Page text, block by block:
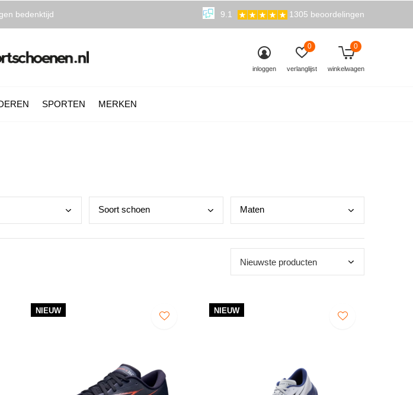
SPORTEN MERKEN
inloggen verlanglijst
0
winkelwagen
0
bedenktijd 9.1 1305 beoordelingen
Soort schoen Maten
NIEUW NIEUW